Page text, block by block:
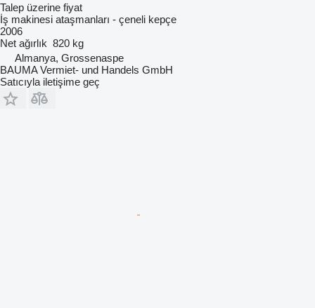
Talep üzerine fiyat
İş makinesi ataşmanları - çeneli kepçe
2006
Net ağırlık 820 kg
Almanya, Grossenaspe
BAUMA Vermiet- und Handels GmbH
Satıcıyla iletişime geç